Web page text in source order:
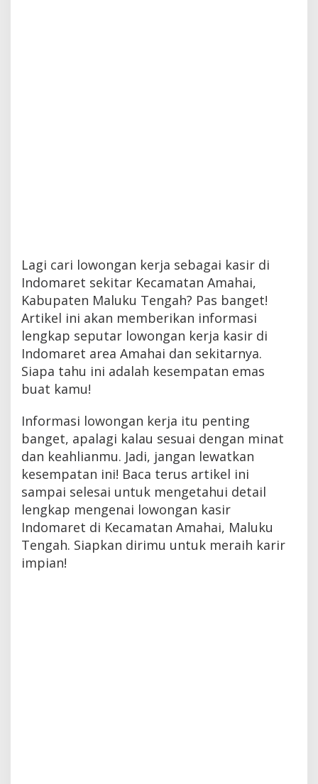
Lagi cari lowongan kerja sebagai kasir di
Indomaret sekitar Kecamatan Amahai,
Kabupaten Maluku Tengah? Pas banget!
Artikel ini akan memberikan informasi
lengkap seputar lowongan kerja kasir di
Indomaret area Amahai dan sekitarnya.
Siapa tahu ini adalah kesempatan emas
buat kamu!
Informasi lowongan kerja itu penting
banget, apalagi kalau sesuai dengan minat
dan keahlianmu. Jadi, jangan lewatkan
kesempatan ini! Baca terus artikel ini
sampai selesai untuk mengetahui detail
lengkap mengenai lowongan kasir
Indomaret di Kecamatan Amahai, Maluku
Tengah. Siapkan dirimu untuk meraih karir
impian!